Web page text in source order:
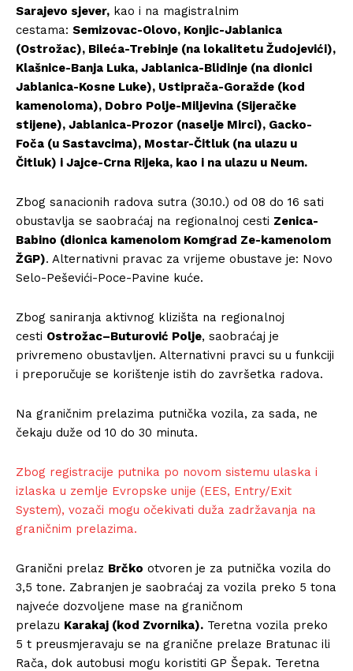
Sarajevo sjever, kao i na magistralnim
cestama: Semizovac-Olovo, Konjic-Jablanica
(Ostrožac), Bileća-Trebinje (na lokalitetu Žudojevići),
Klašnice-Banja Luka, Jablanica-Blidinje (na dionici
Jablanica-Kosne Luke), Ustiprača-Goražde (kod
kamenoloma), Dobro Polje-Miljevina (Sijeračke
stijene), Jablanica-Prozor (naselje Mirci), Gacko-
Foča (u Sastavcima), Mostar-Čitluk (na ulazu u
Čitluk) i Jajce-Crna Rijeka, kao i na ulazu u Neum.
Zbog sanacionih radova sutra (30.10.) od 08 do 16 sati
obustavlja se saobraćaj na regionalnoj cesti Zenica-
Babino (dionica kamenolom Komgrad Ze-kamenolom
ŽGP). Alternativni pravac za vrijeme obustave je: Novo
Selo-Peševići-Poce-Pavine kuće.
Zbog saniranja aktivnog klizišta na regionalnoj
cesti Ostrožac–Buturović Polje, saobraćaj je
privremeno obustavljen. Alternativni pravci su u funkciji
i preporučuje se korištenje istih do završetka radova.
Na graničnim prelazima putnička vozila, za sada, ne
čekaju duže od 10 do 30 minuta.
Zbog registracije putnika po novom sistemu ulaska i
izlaska u zemlje Evropske unije (EES, Entry/Exit
System), vozači mogu očekivati duža zadržavanja na
graničnim prelazima.
Granični prelaz Brčko otvoren je za putnička vozila do
3,5 tone. Zabranjen je saobraćaj za vozila preko 5 tona
najveće dozvoljene mase na graničnom
prelazu Karakaj (kod Zvornika). Teretna vozila preko
5 t preusmjeravaju se na granične prelaze Bratunac ili
Rača, dok autobusi mogu koristiti GP Šepak. Teretna